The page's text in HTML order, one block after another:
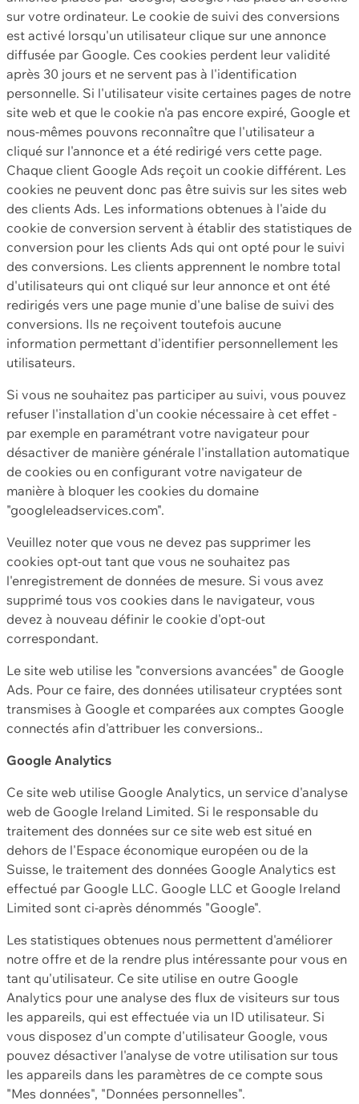
sur votre ordinateur. Le cookie de suivi des conversions
est activé lorsqu'un utilisateur clique sur une annonce
diffusée par Google. Ces cookies perdent leur validité
après 30 jours et ne servent pas à l'identification
personnelle. Si l'utilisateur visite certaines pages de notre
site web et que le cookie n'a pas encore expiré, Google et
nous-mêmes pouvons reconnaître que l'utilisateur a
cliqué sur l'annonce et a été redirigé vers cette page.
Chaque client Google Ads reçoit un cookie différent. Les
cookies ne peuvent donc pas être suivis sur les sites web
des clients Ads. Les informations obtenues à l'aide du
cookie de conversion servent à établir des statistiques de
conversion pour les clients Ads qui ont opté pour le suivi
des conversions. Les clients apprennent le nombre total
d'utilisateurs qui ont cliqué sur leur annonce et ont été
redirigés vers une page munie d'une balise de suivi des
conversions. Ils ne reçoivent toutefois aucune
information permettant d'identifier personnellement les
utilisateurs.
Si vous ne souhaitez pas participer au suivi, vous pouvez
refuser l'installation d'un cookie nécessaire à cet effet -
par exemple en paramétrant votre navigateur pour
désactiver de manière générale l'installation automatique
de cookies ou en configurant votre navigateur de
manière à bloquer les cookies du domaine
"googleleadservices.com".
Veuillez noter que vous ne devez pas supprimer les
cookies opt-out tant que vous ne souhaitez pas
l'enregistrement de données de mesure. Si vous avez
supprimé tous vos cookies dans le navigateur, vous
devez à nouveau définir le cookie d'opt-out
correspondant.
Le site web utilise les "conversions avancées" de Google
Ads. Pour ce faire, des données utilisateur cryptées sont
transmises à Google et comparées aux comptes Google
connectés afin d'attribuer les conversions..
Google Analytics
Ce site web utilise Google Analytics, un service d'analyse
web de Google Ireland Limited. Si le responsable du
traitement des données sur ce site web est situé en
dehors de l'Espace économique européen ou de la
Suisse, le traitement des données Google Analytics est
effectué par Google LLC. Google LLC et Google Ireland
Limited sont ci-après dénommés "Google".
Les statistiques obtenues nous permettent d'améliorer
notre offre et de la rendre plus intéressante pour vous en
tant qu'utilisateur. Ce site utilise en outre Google
Analytics pour une analyse des flux de visiteurs sur tous
les appareils, qui est effectuée via un ID utilisateur. Si
vous disposez d'un compte d'utilisateur Google, vous
pouvez désactiver l'analyse de votre utilisation sur tous
les appareils dans les paramètres de ce compte sous
"Mes données", "Données personnelles".